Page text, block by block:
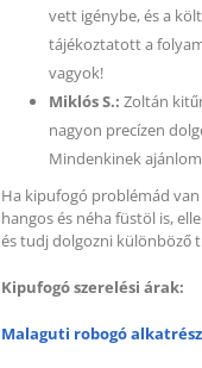
vett igénybe, és a
tájékoztatott a
vagyok!
Miklós S.: Zoltán
nagyon precízen
Mindenkinek
Ha kipufogó problémád
hangos és néha füstöl is,
és tudj dolgozni különböző
Kipufogó szerelési árak:
Malaguti robogó